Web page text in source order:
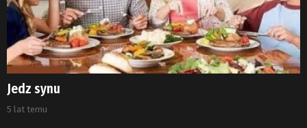
Jedz synu
5 lat temu